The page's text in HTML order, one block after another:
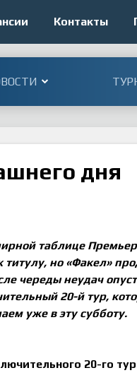
Контакты
дня
таблице
но «Факел»
череды неудач
20-й тур,
уже в эту субботу.
20-го